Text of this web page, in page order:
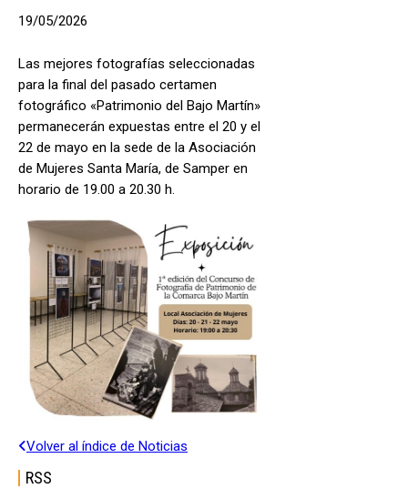
19/05/2026
Las mejores fotografías seleccionadas
para la final del pasado certamen
fotográfico «Patrimonio del Bajo Martín»
permanecerán expuestas entre el 20 y el
22 de mayo en la sede de la Asociación
de Mujeres Santa María, de Samper en
horario de 19.00 a 20.30 h.
Volver al índice de Noticias
RSS